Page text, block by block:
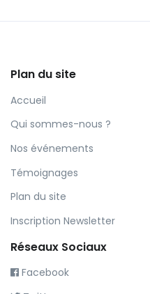
Plan du site
Accueil
Qui sommes-nous ?
Nos événements
Témoignages
Plan du site
Inscription Newsletter
Réseaux Sociaux
Facebook